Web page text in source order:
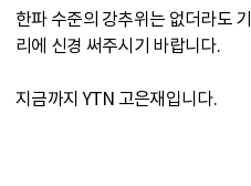
한파 수준의 강추위는 없더라도
리에 신경 써주시기 바랍니다.
지금까지 YTN 고은재입니다.